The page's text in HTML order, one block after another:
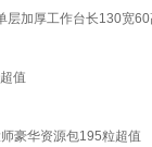
层加厚工作台长130宽
值
豪华资源包195粒超值